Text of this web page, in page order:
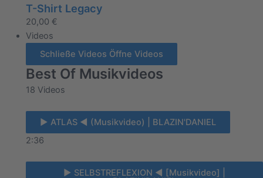
T-Shirt Legacy
20,00 €
Videos
Schließe Videos Öffne Videos
Best Of Musikvideos
18 Videos
► ATLAS ◄ (Musikvideo) | BLAZIN'DANIEL
2:36
► SELBSTREFLEXION ◄ [Musikvideo] |